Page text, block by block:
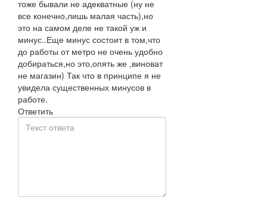
тоже бывали не адекватные (ну не
все конечно,лишь малая часть),но
это на самом деле не такой уж и
минус..Еще минус состоит в том,что
до работы от метро не очень удобно
добираться,но это,опять же ,виноват
не магазин) Так что в принципе я не
увидела существенных минусов в
работе.
Ответить